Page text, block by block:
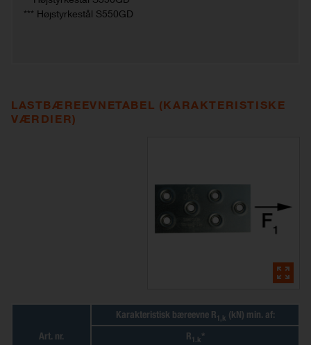
*** Højstyrkestål S550GD
LASTBÆREEVNETABEL (KARAKTERISTISKE
VÆRDIER)
Art. nr.
Karakteristisk bæreevne R 1,k (kN) min. af:
R 1.k*